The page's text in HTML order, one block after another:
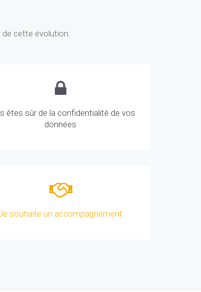
cette évolution.
êtes sûr de la confidentialité de vos
données
souhaite un accompagnement